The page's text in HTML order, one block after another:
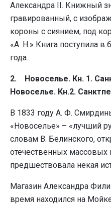
Александра II. Книжный
гравированный, с
короны с сиянием, под
«А. Н.» Книга поступила в
года.
2. Новоселье. Кн. 1.
Новоселье. Кн.2.
В 1833 году А. Ф.
«Новоселье» – «лучший
словам В. Белинского,
отечественных
предшествовала некая
Магазин Александра
время находился на